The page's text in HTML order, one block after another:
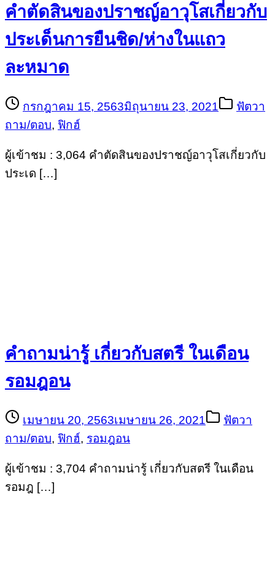
คำตัดสินของปราชญ์อาวุโสเกี่ยวกับ
ประเด็นการยืนชิด/ห่างในแถว
ละหมาด
กรกฎาคม 15, 2563มิถุนายน 23, 2021
ฟัตวา
ถาม/ตอบ, ฟิกฮ์
ผู้เข้าชม : 3,064 คำตัดสินของปราชญ์อาวุโสเกี่ยวกับ
ประเด […]
คำถามน่ารู้ เกี่ยวกับสตรี ในเดือน
รอมฎอน
เมษายน 20, 2563เมษายน 26, 2021
ฟัตวา
ถาม/ตอบ, ฟิกฮ์, รอมฎอน
ผู้เข้าชม : 3,704 คำถามน่ารู้ เกี่ยวกับสตรี ในเดือน
รอมฎ […]